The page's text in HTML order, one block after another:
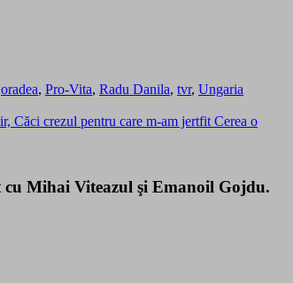
oradea, Pro-Vita, Radu Danila, tvr, Ungaria
Căci crezul pentru care m-am jertfit Cerea o
Mihai Viteazul şi Emanoil Gojdu.